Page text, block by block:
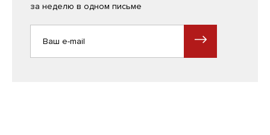
за неделю в одном письме